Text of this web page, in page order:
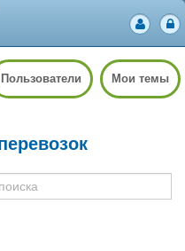
Пользователи Мои темы